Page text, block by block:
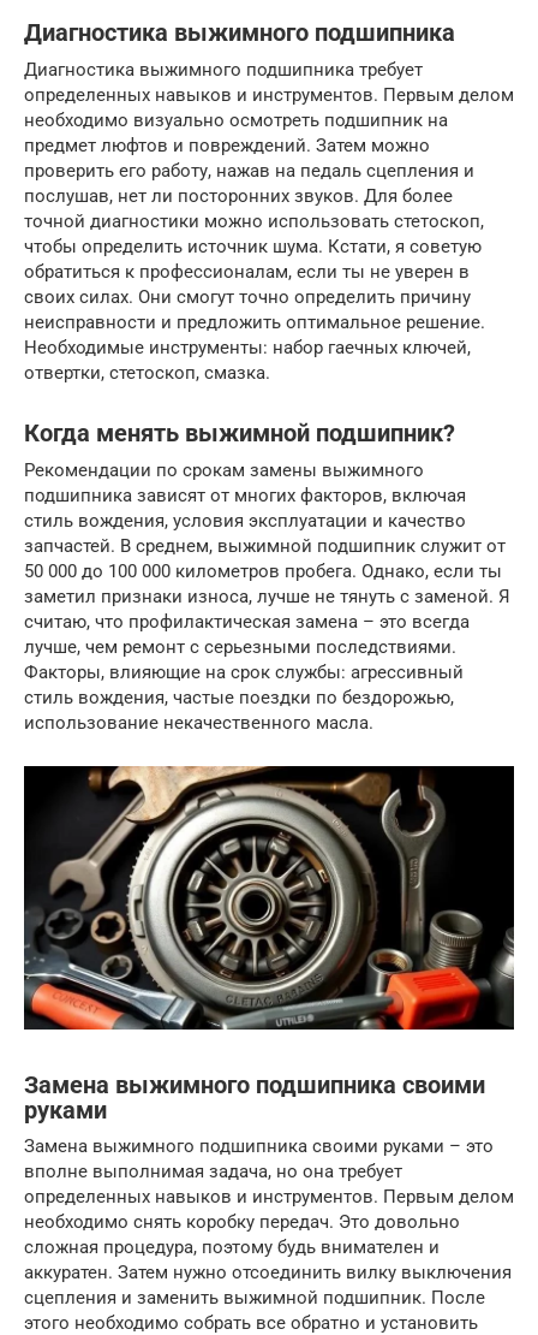
Диагностика выжимного подшипника
Диагностика выжимного подшипника требует
определенных навыков и инструментов. Первым делом
необходимо визуально осмотреть подшипник на
предмет люфтов и повреждений. Затем можно
проверить его работу, нажав на педаль сцепления и
послушав, нет ли посторонних звуков. Для более
точной диагностики можно использовать стетоскоп,
чтобы определить источник шума. Кстати, я советую
обратиться к профессионалам, если ты не уверен в
своих силах. Они смогут точно определить причину
неисправности и предложить оптимальное решение.
Необходимые инструменты: набор гаечных ключей,
отвертки, стетоскоп, смазка.
Когда менять выжимной подшипник?
Рекомендации по срокам замены выжимного
подшипника зависят от многих факторов, включая
стиль вождения, условия эксплуатации и качество
запчастей. В среднем, выжимной подшипник служит от
50 000 до 100 000 километров пробега. Однако, если ты
заметил признаки износа, лучше не тянуть с заменой. Я
считаю, что профилактическая замена – это всегда
лучше, чем ремонт с серьезными последствиями.
Факторы, влияющие на срок службы: агрессивный
стиль вождения, частые поездки по бездорожью,
использование некачественного масла.
Замена выжимного подшипника своими
руками
Замена выжимного подшипника своими руками – это
вполне выполнимая задача, но она требует
определенных навыков и инструментов. Первым делом
необходимо снять коробку передач. Это довольно
сложная процедура, поэтому будь внимателен и
аккуратен. Затем нужно отсоединить вилку выключения
сцепления и заменить выжимной подшипник. После
этого необходимо собрать все обратно и установить